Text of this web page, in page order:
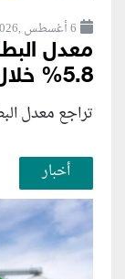
6 أغسطس ,2026
معدل
5.8% خلال الربع...
تراجع معدل البطالة في
أخبار